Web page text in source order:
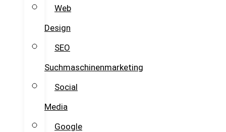
Web
Design
SEO
Suchmaschinenmarketing
Social
Media
Google